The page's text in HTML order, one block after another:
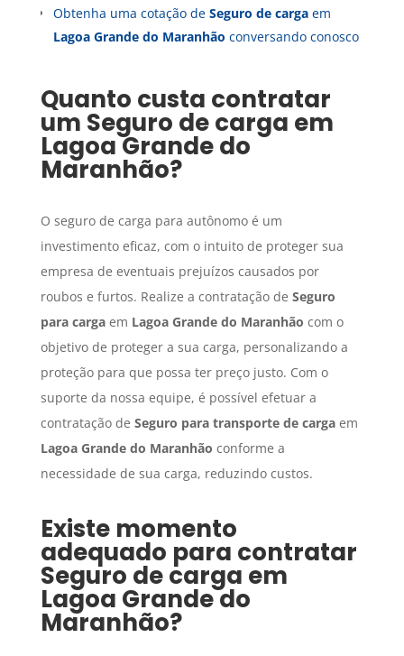
Obtenha uma cotação de Seguro de cargaem
Lagoa Grande do Maranhão conversando conosco
Quanto custa contratar
um Seguro de carga em
Lagoa Grande do
Maranhão?
O seguro de carga para autônomo é um
investimento eficaz, com o intuito de proteger sua
empresa de eventuais prejuízos causados por
roubos e furtos. Realize a contratação de Seguro
para cargaem Lagoa Grande do Maranhão com o
objetivo de proteger a sua carga, personalizando a
proteção para que possa ter preço justo. Com o
suporte da nossa equipe, é possível efetuar a
contratação de Seguro para transporte de cargaem
Lagoa Grande do Maranhão conforme a
necessidade de sua carga, reduzindo custos.
Existe momento
adequado para contratar
Seguro de carga em
Lagoa Grande do
Maranhão?